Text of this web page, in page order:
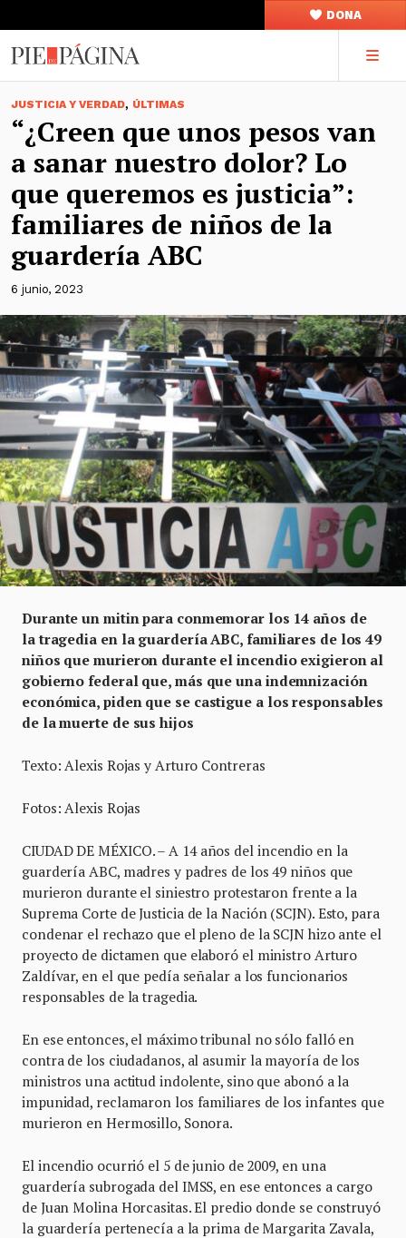
DONA
JUSTICIA Y VERDAD, ÚLTIMAS
“¿Creen que unos pesos van
a sanar nuestro dolor? Lo
que queremos es justicia”:
familiares de niños de la
guardería ABC
6 junio, 2023
Durante un mitin para conmemorar los 14 años de
la tragedia en la guardería ABC, familiares de los 49
niños que murieron durante el incendio exigieron al
gobierno federal que, más que una indemnización
económica, piden que se castigue a los responsables
de la muerte de sus hijos
Texto: Alexis Rojas y Arturo Contreras
Fotos: Alexis Rojas
CIUDAD DE MÉXICO. – A 14 años del incendio en la
guardería ABC, madres y padres de los 49 niños que
murieron durante el siniestro protestaron frente a la
Suprema Corte de Justicia de la Nación (SCJN). Esto, para
condenar el rechazo que el pleno de la SCJN hizo ante el
proyecto de dictamen que elaboró el ministro Arturo
Zaldívar, en el que pedía señalar a los funcionarios
responsables de la tragedia.
En ese entonces, el máximo tribunal no sólo falló en
contra de los ciudadanos, al asumir la mayoría de los
ministros una actitud indolente, sino que abonó a la
impunidad, reclamaron los familiares de los infantes que
murieron en Hermosillo, Sonora.
El incendio ocurrió el 5 de junio de 2009, en una
guardería subrogada del IMSS, en ese entonces a cargo
de Juan Molina Horcasitas. El predio donde se construyó
la guardería pertenecía a la prima de Margarita Zavala,